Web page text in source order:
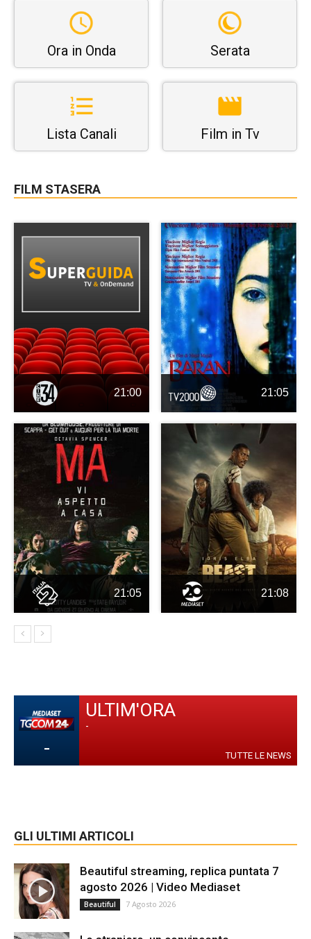
Ora in Onda Serata
Lista Canali Film in Tv
FILM STASERA
21:00 21:05
21:05 21:08
-
ULTIM'ORA
-
TUTTE LE NEWS
GLI ULTIMI ARTICOLI
Beautiful streaming, replica puntata 7
agosto 2026 | Video Mediaset
Beautiful 7 Agosto 2026